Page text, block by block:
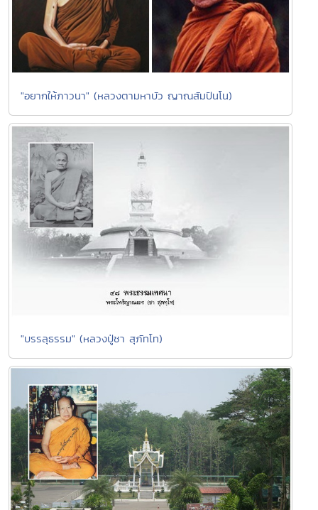
"อยากให้ภาวนา" (หลวงตามหาบัว ญาณสัมปันโน)
"บรรลุธรรม" (หลวงปู่ชา สุภัทโท)